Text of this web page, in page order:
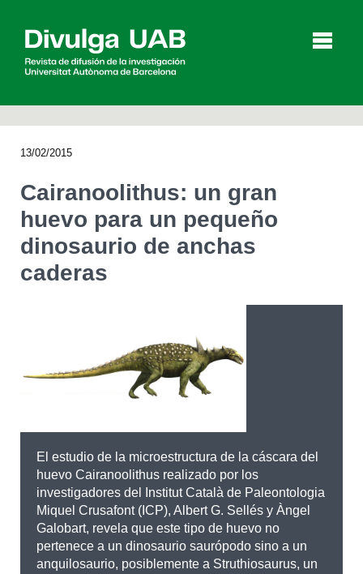
Agenda
BUSCAR
13/02/2015
Cairanoolithus: un gran
huevo para un pequeño
dinosaurio de anchas
caderas
El estudio de la microestructura de la cáscara del
huevo Cairanoolithus realizado por los
investigadores del Institut Català de Paleontologia
Miquel Crusafont (ICP), Albert G. Sellés y Àngel
Galobart, revela que este tipo de huevo no
pertenece a un dinosaurio saurópodo sino a un
anquilosaurio, posiblemente a Struthiosaurus, un